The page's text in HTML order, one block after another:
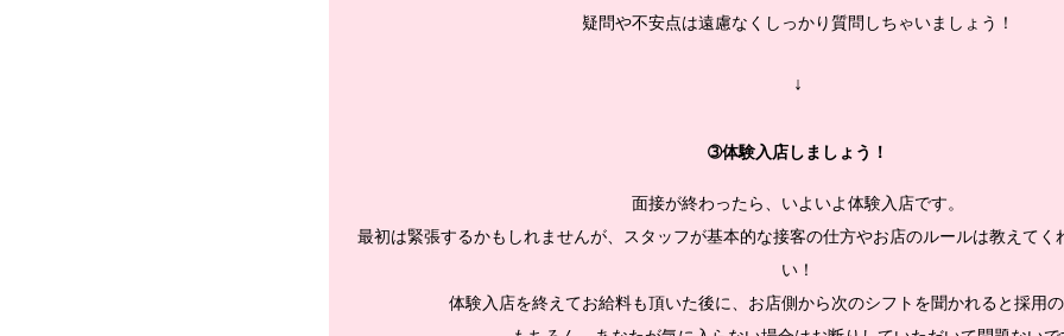
疑問や不安点は遠慮なくしっかり質問しちゃいましょう！
↓
➂体験入店しましょう！
面接が終わったら、いよいよ体験入店です。
最初は緊張するかもしれませんが、スタッフが基本的な接客の仕方やお店のルールは教えてく
い！
体験入店を終えてお給料も頂いた後に、お店側から次のシフトを聞かれると採用の